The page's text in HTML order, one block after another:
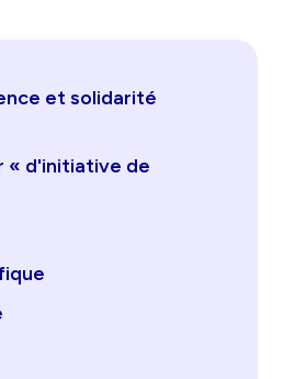
et solidarité
« d'initiative de